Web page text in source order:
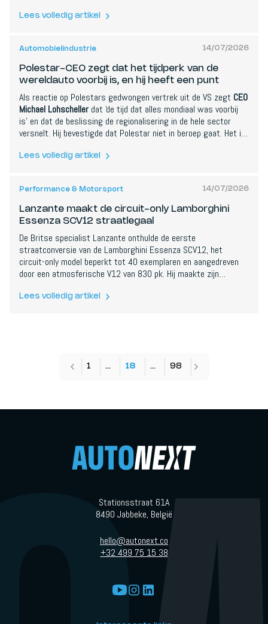
240 landen en bevat wereldwijde uitdagingen, van het
Lees volledig artikel
Automobielindustrie 14/07/2026
Polestar-CEO zegt dat het tijdperk van de
wereldauto voorbij is, en hij heeft een punt
Als reactie op Polestars gedwongen vertrek uit de VS zegt CEO
Michael Lohscheller dat 'de tijd dat alles mondiaal was voorbij
is' en dat de beslissing de regionalisering in de hele sector
versnelt. Hij bevestigde dat Polestar niet in beroep gaat. Het is
moeten bouwen en verkopen langs regionale en politieke lijnen
Lees volledig artikel
Performance & Motorsport 14/07/2026
Lanzante maakt de circuit-only Lamborghini
Essenza SCV12 straatlegaal
De Britse specialist Lanzante onthulde de eerste
straatconversie van de Lamborghini Essenza SCV12, het
circuit-only model beperkt tot 40 exemplaren en aangedreven
door een atmosferische V12 van 830 pk. Hij maakte zijn
Speed. Lanzante past de verlichting, koeling en ophanging aan
Lees volledig artikel
1 … 18 … 98
Stationsstraat 61A
8490 Jabbeke, België
hello@autonext.co
+32 499 75 15 38